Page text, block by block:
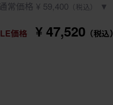
常価格 ¥ 59,400 （税込） ▼
価格 ¥ 47,520 （税込）